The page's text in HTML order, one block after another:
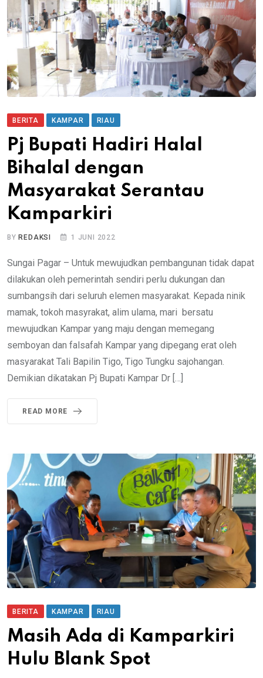
BERITA KAMPAR RIAU
Pj Bupati Hadiri Halal
Bihalal dengan
Masyarakat Serantau
Kamparkiri
BYREDAKSI 1 JUNI 2022
Sungai Pagar – Untuk mewujudkan pembangunan tidak dapat
dilakukan oleh pemerintah sendiri perlu dukungan dan
sumbangsih dari seluruh elemen masyarakat. Kepada ninik
mamak, tokoh masyrakat, alim ulama, mari bersatu
mewujudkan Kampar yang maju dengan memegang
semboyan dan falsafah Kampar yang dipegang erat oleh
masyarakat Tali Bapilin Tigo, Tigo Tungku sajohangan.
Demikian dikatakan Pj Bupati Kampar Dr […]
READ MORE
BERITA KAMPAR RIAU
Masih Ada di Kamparkiri
Hulu Blank Spot